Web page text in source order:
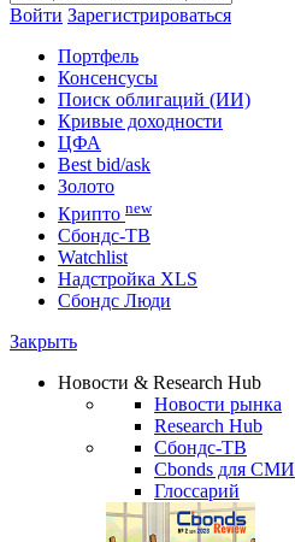
Войти Зарегистрироваться
Портфель
Консенсусы
Поиск облигаций (ИИ)
Кривые доходности
ЦФА
Best bid/ask
Золото
Крипто new
Сбондс-ТВ
Watchlist
Надстройка XLS
Сбондс Люди
Закрыть
Новости & Research Hub
Новости рынка
Research Hub
Сбондс-ТВ
Cbonds для СМИ
Глоссарий